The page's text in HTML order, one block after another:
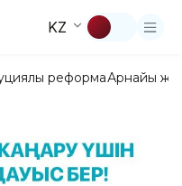
KZ
реформаАрнайы